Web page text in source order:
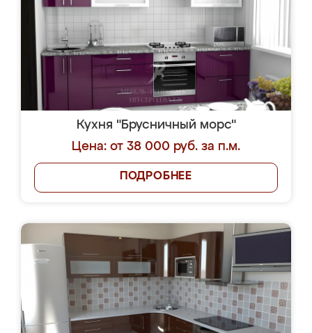
Кухня "Брусничный морс"
Цена: от 38 000 руб. за п.м.
ПОДРОБНЕЕ